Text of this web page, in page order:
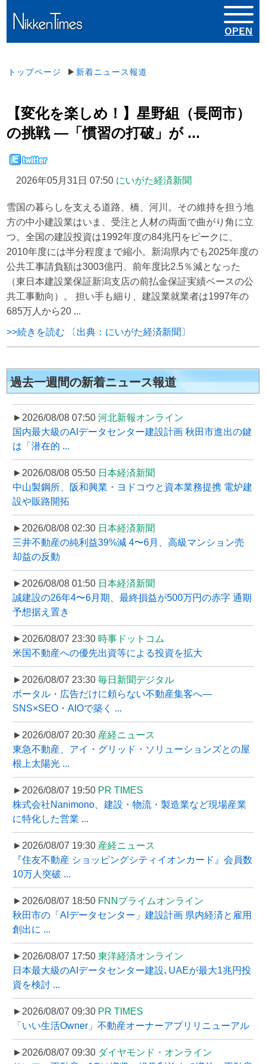
トップページ ▶ 新着ニュース報道
【変化を楽しめ！】星野組（長岡市）
の挑戦 ―「慣習の打破」が ...
2026年05月31日 07:50 にいがた経済新聞
雪国の暮らしを支える道路、橋、河川。その維持を担う地
方の中小建設業はいま、受注と人材の両面で曲がり角に立
つ。全国の建設投資は1992年度の84兆円をピークに、
2010年度には半分程度まで縮小。新潟県内でも2025年度の
公共工事請負額は3003億円、前年度比2.5％減となった
（東日本建設業保証新潟支店の前払金保証実績ベースの公
共工事動向）。 担い手も細り、建設業就業者は1997年の
685万人から20 ...
>>続きを読む 〔出典：にいがた経済新聞〕
過去一週間の新着ニュース報道
►2026/08/08 07:50 河北新報オンライン
国内最大級のAIデータセンター建設計画 秋田市進出の鍵
は「潜在的 ...
►2026/08/08 05:50 日本経済新聞
中山製鋼所、阪和興業・ヨドコウと資本業務提携 電炉建
設や販路開拓
►2026/08/08 02:30 日本経済新聞
三井不動産の純利益39%減 4〜6月、高級マンション売
却益の反動
►2026/08/08 01:50 日本経済新聞
誠建設の26年4〜6月期、最終損益が500万円の赤字 通期
予想据え置き
►2026/08/07 23:30 時事ドットコム
米国不動産への優先出資等による投資を拡大
►2026/08/07 23:30 毎日新聞デジタル
ポータル・広告だけに頼らない不動産集客へ―
SNS×SEO・AIOで築く ...
►2026/08/07 20:30 産経ニュース
東急不動産、アイ・グリッド・ソリューションズとの屋
根上太陽光 ...
►2026/08/07 19:50 PR TIMES
株式会社Nanimono、建設・物流・製造業など現場産業
に特化した営業 ...
►2026/08/07 19:30 産経ニュース
『住友不動産 ショッピングシティイオンカード』会員数
10万人突破 ...
►2026/08/07 18:50 FNNプライムオンライン
秋田市の「AIデータセンター」建設計画 県内経済と雇用
創出に ...
►2026/08/07 17:50 東洋経済オンライン
日本最大級のAIデータセンター建設､UAEが最大1兆円投
資を検討 ...
►2026/08/07 09:30 PR TIMES
「いい生活Owner」不動産オーナーアプリリニューアル
►2026/08/07 09:30 ダイヤモンド・オンライン